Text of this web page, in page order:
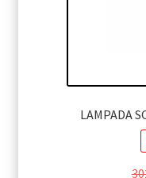
LAMPADA